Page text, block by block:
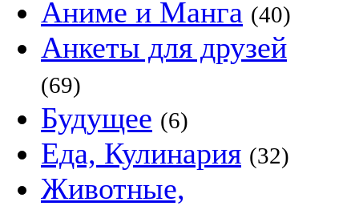
Аниме и Манга (40)
Анкеты для друзей
(69)
Будущее (6)
Еда, Кулинария (32)
Животные,